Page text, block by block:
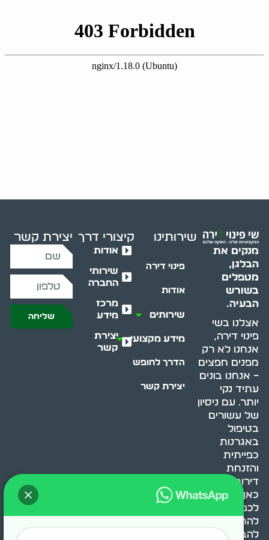
מנקים את
הבלגן,
מטפלים
בשורש
הבעיה.
אצלנו בשי
פינוי דירה,
אנחנו לא רק
מפנים חפצים
– אנחנו בונים
עתיד נקי
יותר. עם ניסיון
של עשורים
בטיפול
באגרנות
כפייתית
והזנחת
דירות, אנחנו
כאן כדי לעזור
לכם
להתמודד,
להבין ולשנות.
שירותינו
פינוי דירה
אודות
שירותים
מידע מקצועי
הדרך לחופש
יצירת קשר
קיצורי דרך
אודות
שירותי
החברה
מרכז
מידע
יצירת
קשר
יצירת קשר
שליחה